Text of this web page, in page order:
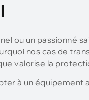
ou un passionné
nos cas de
valorise la
à un équipement